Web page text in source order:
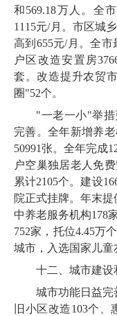
和569.18万人。全
1115元/月。市区城
高到 655元/月。全市
户区改造安置房
套。改造提升农贸
圈"52个。
"一老一小"举
完善。全年新增养
50991张。全年完成
户空巢独居老人免
累计2105个。建设
院正式挂牌。年末
中养老服务机构178
752家，托位4.45万
城市，入选国家儿童
十二、城市建设
城市功能日益完
旧小区改造103个、